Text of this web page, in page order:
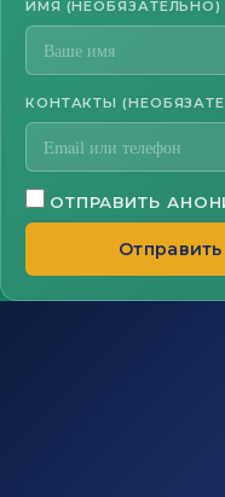
ИМЯ (НЕОБЯЗАТЕЛЬНО)
КОНТАКТЫ
ОТПРАВИТЬ